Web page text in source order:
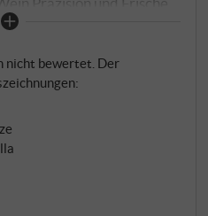
mit grünlichen
Blütenhonig, Birne
Am Gaumen schlank,
Säure, zarter
salzigen Ausklang.
mit regionalem
nicht bewertet. Der